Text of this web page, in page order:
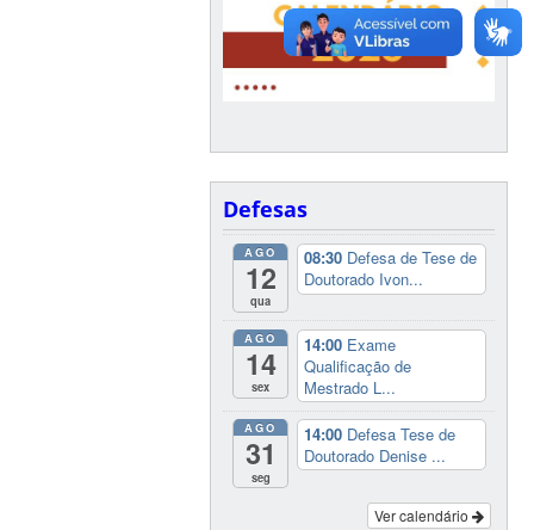
Defesas
AGO
12
qua
08:30 Defesa de Tese de
Doutorado Ivon...
AGO
14
sex
14:00 Exame
Qualificação de
Mestrado L...
AGO
31
seg
14:00 Defesa Tese de
Doutorado Denise ...
Ver calendário